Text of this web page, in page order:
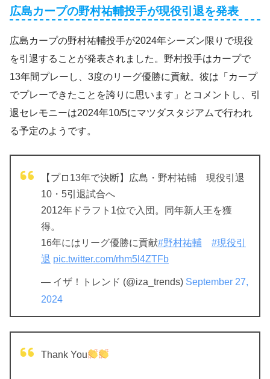
広島カープの野村祐輔投手が現役引退を発表
広島カープの野村祐輔投手が2024年シーズン限りで現役
を引退することが発表されました。野村投手はカープで
13年間プレーし、3度のリーグ優勝に貢献。彼は「カープ
でプレーできたことを誇りに思います」とコメントし、引
退セレモニーは2024年10/5にマツダスタジアムで行われ
る予定のようです。
【プロ13年で決断】広島・野村祐輔 現役引退
10・5引退試合へ
2012年ドラフト1位で入団。同年新人王を獲
得。
16年にはリーグ優勝に貢献#野村祐輔
#現役引
退 pic.twitter.com/rhm5l4ZTFb
— イザ！トレンド (@iza_trends) September 27,
2024
Thank You